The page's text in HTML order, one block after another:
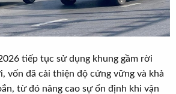
tiếp tục sử dụng khung gầm rời
vốn đã cải thiện độ cứng vững và khả
từ đó nâng cao sự ổn định khi vận